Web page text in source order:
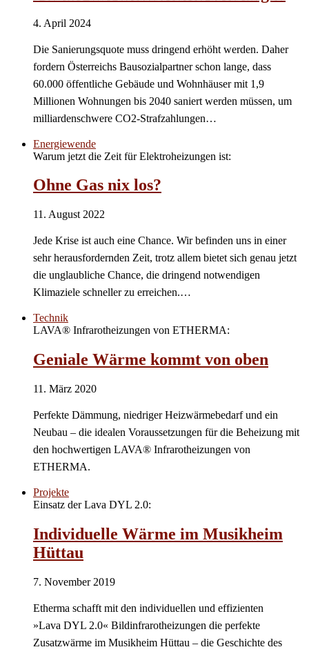
4. April 2024
Die Sanierungsquote muss dringend erhöht werden. Daher
fordern Österreichs Bausozialpartner schon lange, dass
60.000 öffentliche Gebäude und Wohnhäuser mit 1,9
Millionen Wohnungen bis 2040 saniert werden müssen, um
milliardenschwere CO2-Strafzahlungen…
Energiewende
Warum jetzt die Zeit für Elektroheizungen ist:
Ohne Gas nix los?
11. August 2022
Jede Krise ist auch eine Chance. Wir befinden uns in einer
sehr herausfordernden Zeit, trotz allem bietet sich genau jetzt
die unglaubliche Chance, die dringend notwendigen
Klimaziele schneller zu erreichen.…
Technik
LAVA® Infrarotheizungen von ETHERMA:
Geniale Wärme kommt von oben
11. März 2020
Perfekte Dämmung, niedriger Heizwärmebedarf und ein
Neubau – die idealen Voraussetzungen für die Beheizung mit
den hochwertigen LAVA® Infrarotheizungen von
ETHERMA.
Projekte
Einsatz der Lava DYL 2.0:
Individuelle Wärme im Musikheim
Hüttau
7. November 2019
Etherma schafft mit den individuellen und effizienten
»Lava DYL 2.0« Bildinfrarotheizungen die perfekte
Zusatzwärme im Musikheim Hüttau – die Geschichte des